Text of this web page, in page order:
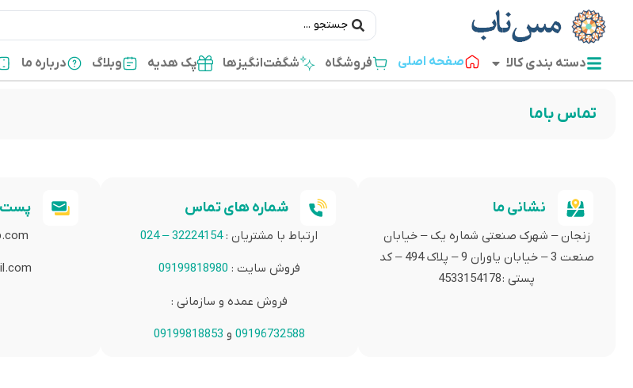
دسته بندی کالا صفحه اصلی فروشگاه شگفت‌انگیزها پک هدیه وبلاگ درباره ما
تماس باما
نشانی ما
زنجان – شهرک صنعتی شماره یک – خیابان
صنعت 3 – خیابان یاوران 9 – پلاک 494 – کد
پستی : 4533154178
شماره های تماس
ارتباط با مشتریان :32224154 – 024
فروش سایت : 09199818980
فروش عمده و سازمانی :
09196732588 و 09199818853
پست